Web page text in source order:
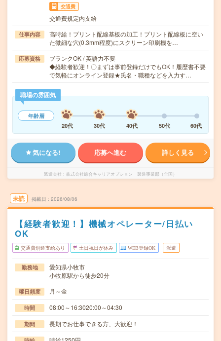
交通費
交通費規定内支給
仕事内容
高時給！プリント配線基板の加工！プリント配線板に空い
た微細な穴(0.3mm程度)にスクリーン印刷機を…
応募資格
ブランクOK / 英語力不要
◆経験者歓迎！〇まずは事前登録だけでもOK！履歴書不要
で気軽にオンライン登録★氏名・職種などを入力す…
職場の雰囲気
年齢層
20代
30代 40代 50代 60代
気になる! 応募へ進む 詳しく見る
派遣会社 株式会社綜合キャリアオプション 製造事業部（全国）
未読 掲載日 2026/08/06
【経験者歓迎！】機械オペレーター/日払い
OK
交通費別途支給あり 土日祝日が休み WEB登録OK 派遣
勤務地
愛知県小牧市
小牧原駅から徒歩20分
曜日頻度 月～金
時間 08:00～16:3020:00～04:30
期間 長期でお仕事できる方、大歓迎！